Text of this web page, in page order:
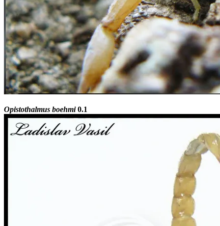
Opistothalmus boehmi0.1